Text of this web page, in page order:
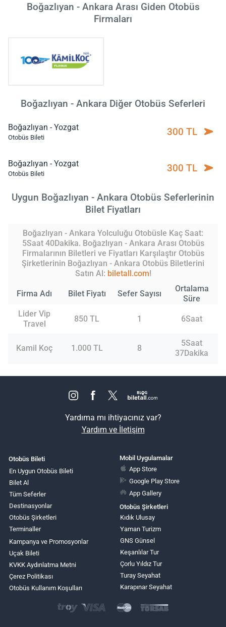
Boğazlıyan - Ankara Arası Giden Otobüs
Firmaları
Boğazlıyan - Ankara Diğer Otobüs Seferleri
Boğazlıyan - Yozgat
Otobüs Bileti 300 TL
Boğazlıyan - Yozgat
Otobüs Bileti 300 TL
Uygun Boğazlıyan - Ankara Otobüs Seferlerinin
Bilet Fiyatları
Boğazlıyan - Ankara Yolculuğu Otobüsle Kaç Saat:
5Saat 40Dakika. Boğazlıyan - Ankara Arası Otobüs
Firmalarının Biletleri ve Fiyatları Karşılaştır Otobüs
Şirketlerinin Boğazlıyan - Ankara Otobüs Biletlerini
Satın Al: biletall.com!
Firma Adı Bilet Fiyatı Sefer Sayısı
Ortalama
Süre
Lider Vip
Travel
850 TL 1 6Saat
Kamil Koç 1.000 TL 8
5Saat
37Dakika
Yardıma mı ihtiyacınız var?
Yardım ve İletişim
Otobüs Bileti
En Uygun Otobüs Bileti
Bilet Al
Tüm Seferler
Destinasyonlar
Otobüs Şirketleri
Terminaller
Kampanya ve Promosyonlar
Uçak Bileti
KVKK Aydınlatma Metni
Çerez Politikası
Otobüs Kullanım Koşulları
Mobil Uygulamalar
App Store
Google Play Store
App Gallery
Otobüs Şirketleri
Kıdık Ulusay
Yaman Turizm
GNS Günsel
Keşanlılar Tur
Çorlu Yıldız Tur
Turay Seyahat
Karapınar Seyahat